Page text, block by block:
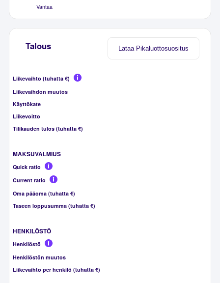
Vantaa
Lataa Pikaluottosuositus
Talous
Liikevaihto (tuhatta €)
Liikevaihdon muutos
Käyttökate
Liikevoitto
Tilikauden tulos (tuhatta €)
MAKSUVALMIUS
Quick ratio
Current ratio
Oma pääoma (tuhatta €)
Taseen loppusumma (tuhatta €)
HENKILÖSTÖ
Henkilöstö
Henkilöstön muutos
Liikevaihto per henkilö (tuhatta €)